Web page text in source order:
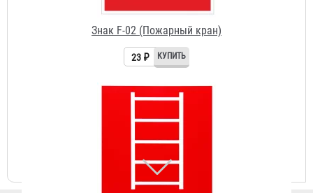
Знак F-03 (Пожарная лестница)
23 ₽